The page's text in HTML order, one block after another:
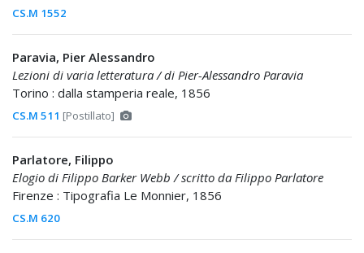
CS.M 1552
Paravia, Pier Alessandro
Lezioni di varia letteratura / di Pier-Alessandro Paravia
Torino : dalla stamperia reale, 1856
CS.M 511 [Postillato]
Parlatore, Filippo
Elogio di Filippo Barker Webb / scritto da Filippo Parlatore
Firenze : Tipografia Le Monnier, 1856
CS.M 620